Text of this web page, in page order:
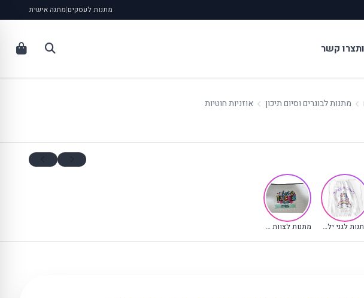
מתנות לעסקים|מתנה אישית
צרו קשר
מתנות לבוגרים וסיום תיכון אוזניות חוטיות
מתנות לגני ילדים ומעונות מתנות לצוות הוראה וחינוך